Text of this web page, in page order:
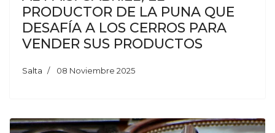
PRODUCTOR DE LA PUNA QUE
DESAFÍA A LOS CERROS PARA
VENDER SUS PRODUCTOS
Salta 08 Noviembre 2025